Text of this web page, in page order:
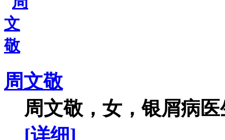
周文敬
周文敬，女，银屑病
[详细]